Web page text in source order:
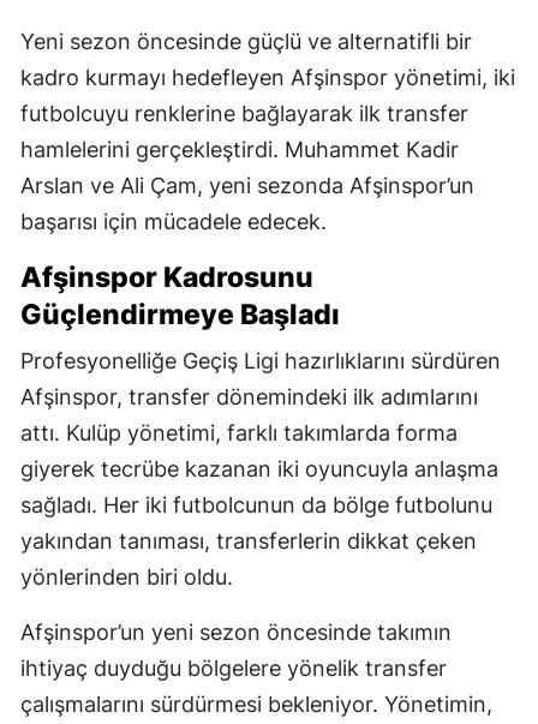
Yeni sezon öncesinde güçlü ve alternatifli bir
kadro kurmayı hedefleyen Afşinspor yönetimi, iki
futbolcuyu renklerine bağlayarak ilk transfer
hamlelerini gerçekleştirdi. Muhammet Kadir
Arslan ve Ali Çam, yeni sezonda Afşinspor’un
başarısı için mücadele edecek.
Afşinspor Kadrosunu
Güçlendirmeye Başladı
Profesyonelliğe Geçiş Ligi hazırlıklarını sürdüren
Afşinspor, transfer dönemindeki ilk adımlarını
attı. Kulüp yönetimi, farklı takımlarda forma
giyerek tecrübe kazanan iki oyuncuyla anlaşma
sağladı. Her iki futbolcunun da bölge futbolunu
yakından tanıması, transferlerin dikkat çeken
yönlerinden biri oldu.
Afşinspor’un yeni sezon öncesinde takımın
ihtiyaç duyduğu bölgelere yönelik transfer
çalışmalarını sürdürmesi bekleniyor. Yönetimin,